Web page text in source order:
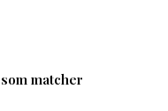
matcher